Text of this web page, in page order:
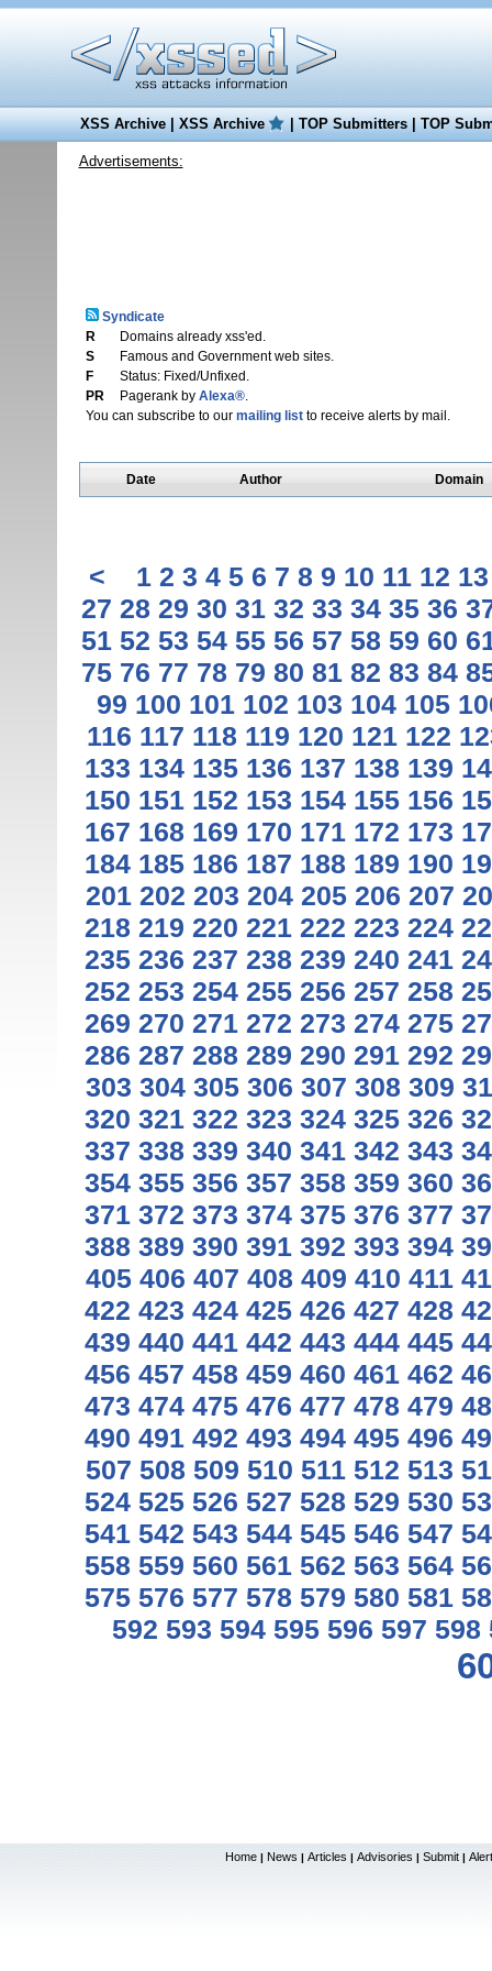
XSS Archive|XSS Archive |TOP Submitters|TOP
Advertisements:
Syndicate
R
Domains already xss'ed.
S
Famous and Government web sites.
F
Status: Fixed/Unfixed.
PR
Pagerank by Alexa®.
You can subscribe to our mailing listto receive alerts by mail.
Date Author Domain
< 1 2 3 4 5 6 7 8 9 10 11 12 13
27 28 29 30 31 32 33 34 35 36
51 52 53 54 55 56 57 58 59 60
75 76 77 78 79 80 81 82 83 84
99 100 101 102 103 104 105
116 117 118 119 120 121 122
133 134 135 136 137 138 139
150 151 152 153 154 155 156
167 168 169 170 171 172 173
184 185 186 187 188 189 190
201 202 203 204 205 206 207
218 219 220 221 222 223 224
235 236 237 238 239 240 241
252 253 254 255 256 257 258
269 270 271 272 273 274 275
286 287 288 289 290 291 292
303 304 305 306 307 308 309
320 321 322 323 324 325 326
337 338 339 340 341 342 343
354 355 356 357 358 359 360
371 372 373 374 375 376 377
388 389 390 391 392 393 394
405 406 407 408 409 410 411
422 423 424 425 426 427 428
439 440 441 442 443 444 445
456 457 458 459 460 461 462
473 474 475 476 477 478 479
490 491 492 493 494 495 496
507 508 509 510 511 512 513
524 525 526 527 528 529 530
541 542 543 544 545 546 547
558 559 560 561 562 563 564
575 576 577 578 579 580 581
592 593 594 595 596 597 598
Home | News | Articles | Advisories | Submit |